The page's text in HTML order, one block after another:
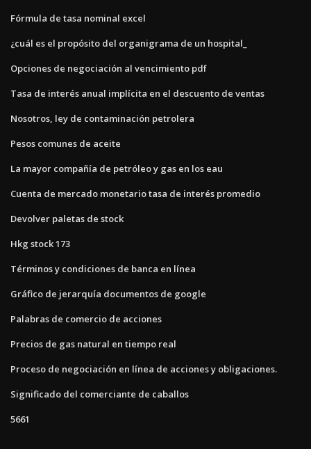
Fórmula de tasa nominal excel
¿cuál es el propósito del organigrama de un hospital_
Opciones de negociación al vencimiento pdf
Tasa de interés anual implícita en el descuento de ventas
Nosotros, ley de contaminación petrolera
Pesos comunes de aceite
La mayor compañía de petróleo y gas en los eau
Cuenta de mercado monetario tasa de interés promedio
Devolver paletas de stock
Hkg stock 173
Términos y condiciones de banca en línea
Gráfico de jerarquía documentos de google
Palabras de comercio de acciones
Precios de gas natural en tiempo real
Proceso de negociación en línea de acciones y obligaciones.
Significado del comerciante de caballos
5661